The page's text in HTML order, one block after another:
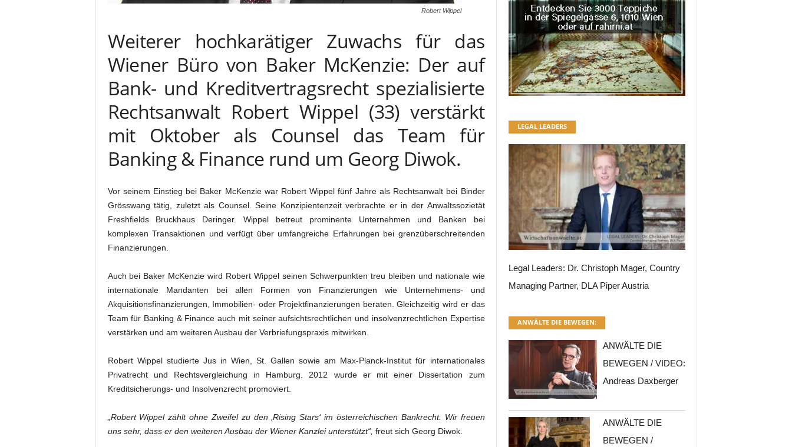
Robert Wippel
Weiterer hochkarätiger Zuwachs für das
Wiener Büro von Baker McKenzie: Der auf
Bank- und Kreditvertragsrecht spezialisierte
Rechtsanwalt Robert Wippel (33) verstärkt
mit Oktober als Counsel das Team für
Banking & Finance rund um Georg Diwok.
Vor seinem Einstieg bei Baker McKenzie war Robert Wippel fünf Jahre als Rechtsanwalt bei Binder
Grösswang tätig, zuletzt als Counsel. Seine Konzipientenzeit verbrachte er in der Anwaltssozietät
Freshfields Bruckhaus Deringer. Wippel betreut prominente Unternehmen und Banken bei
komplexen Transaktionen und verfügt über umfangreiche Erfahrungen bei grenzüberschreitenden
Finanzierungen.
Auch bei Baker McKenzie wird Robert Wippel seinen Schwerpunkten treu bleiben und nationale wie
internationale Mandanten bei allen Formen von Finanzierungen wie Unternehmens- und
Akquisitionsfinanzierungen, Immobilien- oder Projektfinanzierungen beraten. Gleichzeitig wird er das
Team für Banking & Finance auch mit seiner aufsichtsrechtlichen und insolvenzrechtlichen Expertise
verstärken und am weiteren Ausbau der Verbriefungspraxis mitwirken.
Robert Wippel studierte Jus in Wien, St. Gallen sowie am Max-Planck-Institut für internationales
Privatrecht und Rechtsvergleichung in Hamburg. 2012 wurde er mit einer Dissertation zum
Kreditsicherungs- und Insolvenzrecht promoviert.
„Robert Wippel zählt ohne Zweifel zu den ‚Rising Stars‘ im österreichischen Bankrecht. Wir freuen
uns sehr, dass er den weiteren Ausbau der Wiener Kanzlei unterstützt“, freut sich Georg Diwok.
LEGAL LEADERS
Legal Leaders: Dr. Christoph Mager, Country
Managing Partner, DLA Piper Austria
ANWÄLTE DIE BEWEGEN:
ANWÄLTE DIE
BEWEGEN / VIDEO:
Andreas Daxberger
ANWÄLTE DIE
BEWEGEN /